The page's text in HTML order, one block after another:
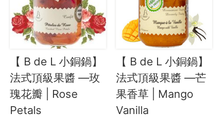
【 B de L 小銅鍋】
法式頂級果醬 —玫
瑰花瓣 | Rose
Petals
【 B de L 小銅鍋】
法式頂級果醬 —芒
果香草 | Mango
Vanilla